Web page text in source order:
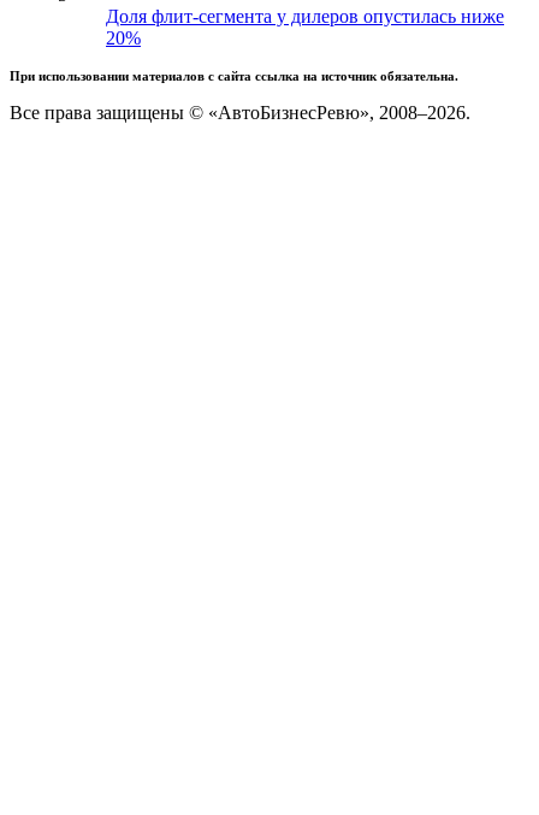
Доля флит-сегмента у дилеров опустилась ниже
20%
При использовании материалов с сайта ссылка на источник обязательна.
Все права защищены © «АвтоБизнесРевю», 2008–2026.